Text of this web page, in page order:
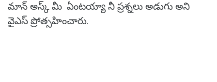
మాన్ అస్క్ మీ ఏంటయ్యా నీ ప్రశ్నలు అడుగు అని
వైఎస్ ప్రోత్సహించారు.